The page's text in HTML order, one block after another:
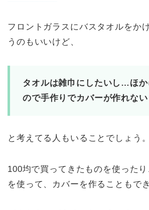
フロントガラスにバスタオルをか
うのもいいけど、
タオルは雑巾にしたいし…ほか
ので手作りでカバーが作れない
と考えてる人もいることでしょう。
100均で買ってきたものを使った
を使って、カバーを作ることもでき